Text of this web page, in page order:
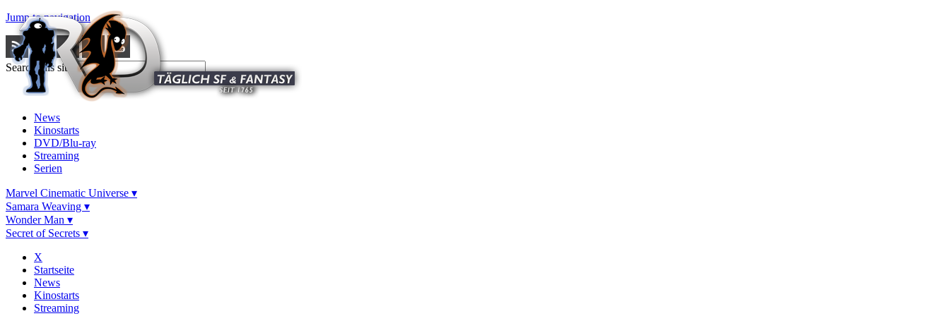
Jump to navigation
Search this site
News
Kinostarts
DVD/Blu-ray
Streaming
Serien
Marvel Cinematic Universe ▾
Samara Weaving ▾
Wonder Man ▾
Secret of Secrets ▾
X
Startseite
News
Kinostarts
Streaming